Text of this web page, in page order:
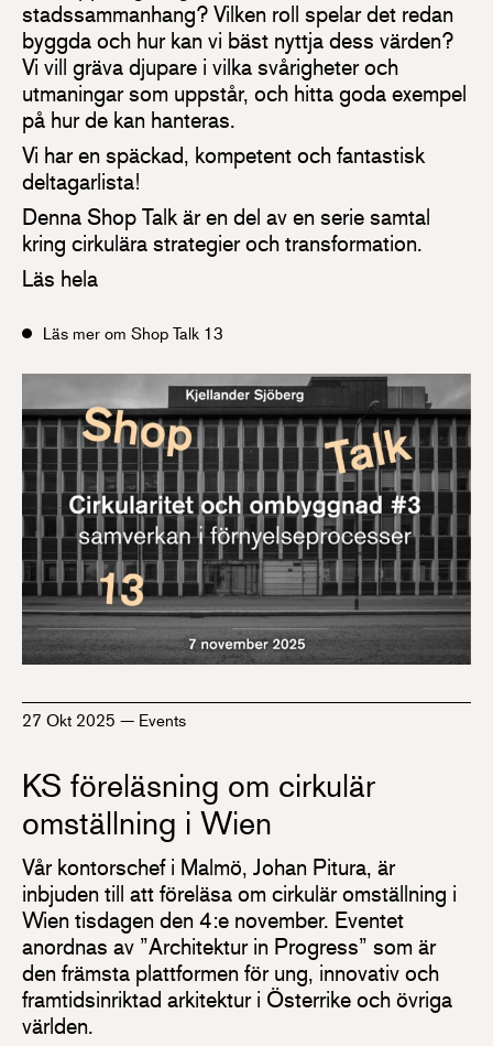
stadssammanhang? Vilken roll spelar det redan
byggda och hur kan vi bäst nyttja dess värden?
Vi vill gräva djupare i vilka svårigheter och
utmaningar som uppstår, och hitta goda exempel
på hur de kan hanteras.
Vi har en späckad, kompetent och fantastisk
deltagarlista!
Denna Shop Talk är en del av en serie samtal
kring cirkulära strategier och transformation.
Läs hela
Läs mer om Shop Talk 13
27 Okt 2025 — Events
KS föreläsning om cirkulär
omställning i Wien
Vår kontorschef i Malmö, Johan Pitura, är
inbjuden till att föreläsa om cirkulär omställning i
Wien tisdagen den 4:e november. Eventet
anordnas av ”Architektur in Progress” som är
den främsta plattformen för ung, innovativ och
framtidsinriktad arkitektur i Österrike och övriga
världen.